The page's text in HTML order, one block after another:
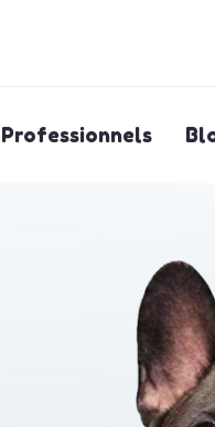
Professionnels